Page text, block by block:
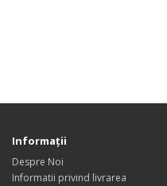
Informații
Despre Noi
Informatii privind livrarea